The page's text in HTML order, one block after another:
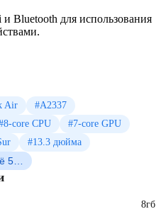
Bluetooth для использования
Air
#A2337
core CPU
#7-core GPU
#13.3 дюйма
5…
8гб